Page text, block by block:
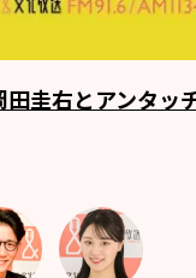
田圭右とアンタッ